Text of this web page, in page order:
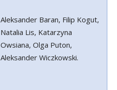
Aleksander Baran, Filip Kogut,
Natalia Lis, Katarzyna
Owsiana, Olga Puton,
Aleksander Wiczkowski.